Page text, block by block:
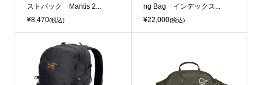
ストパック Mantis 2...
¥8,470(税込)
ng Bag インデックス...
¥22,000(税込)